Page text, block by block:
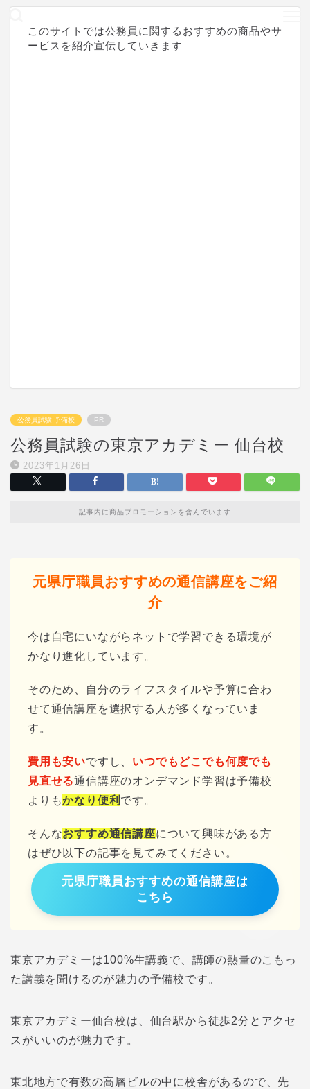
このサイトでは公務員に関するおすすめの商品やサ
ービスを紹介宣伝していきます
公務員試験 予備校 PR
公務員試験の東京アカデミー 仙台校
2023年1月26日
記事内に商品プロモーションを含んでいます
元県庁職員おすすめの通信講座をご紹
介
今は自宅にいながらネットで学習できる環境が
かなり進化しています。
そのため、自分のライフスタイルや予算に合わ
せて通信講座を選択する人が多くなっていま
す。
費用も安いですし、 いつでもどこでも何度でも
見直せる通信講座のオンデマンド学習は予備校
よりもかなり便利 です。
そんなおすすめ通信講座について興味がある方
はぜひ以下の記事を見てみてください。
元県庁職員おすすめの通信講座は
こちら
東京アカデミーは100%生講義で、講師の熱量のこもっ
た講義を聞けるのが魅力の予備校です。
東京アカデミー仙台校は、仙台駅から徒歩2分とアクセ
スがいいのが魅力です。
東北地方で有数の高層ビルの中に校舎があるので、先